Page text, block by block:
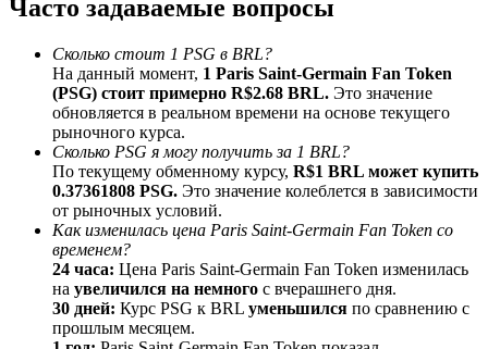
Реферал
Пригласите друга, чтобы получить денежные
вознаграждения
BTC Welcome Rewards
Часто задаваемые вопросы
Сколько стоит 1 PSG в BRL?
На данный момент, 1 Paris Saint-Germain Fan Token
(PSG) стоит примерно R$2.68 BRL. Это значение
обновляется в реальном времени на основе текущего
рыночного курса.
Сколько PSG я могу получить за 1 BRL?
По текущему обменному курсу, R$1 BRL может купить
0.37361808 PSG. Это значение колеблется в зависимости
от рыночных условий.
Как изменилась цена Paris Saint-Germain Fan Token со
временем?
24 часа: Цена Paris Saint-Germain Fan Token изменилась
на увеличился на немного с вчерашнего дня.
30 дней: Курс PSG к BRL уменьшился по сравнению с
прошлым месяцем.